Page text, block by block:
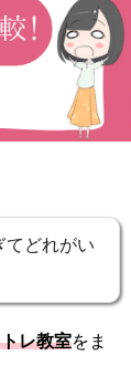
てどれがい
レ教室をま